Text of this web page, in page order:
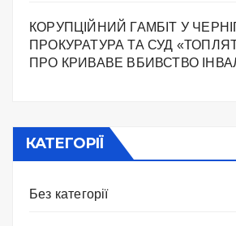
КОРУПЦІЙНИЙ ГАМБІТ У
ПРОКУРАТУРА ТА СУД
ПРО КРИВАВЕ ВБИВСТВО
КАТЕГОРІЇ
Без категорії